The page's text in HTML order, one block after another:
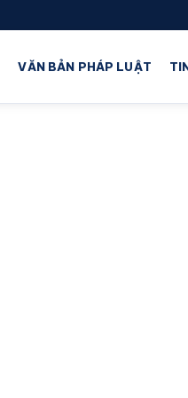
VĂN BẢN PHÁP LUẬT